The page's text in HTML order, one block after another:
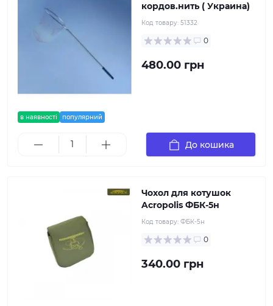
в наявності популярний
кордов.нить ( Украина)
Код товару: 51332
0
480.00 грн
До кошика
Чохол для котушок
Acropolis ФБК-5н
Код товару: ФБК-5н
0
340.00 грн